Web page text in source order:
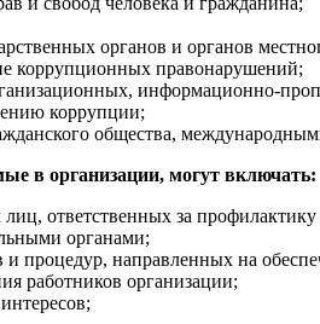
органов и органов
коррупционных правонарушений;
информационно-
коррупции;
общества,
в организации, могут включать:
ответственных за
органами;
и процедур, направленных на
работников организации;